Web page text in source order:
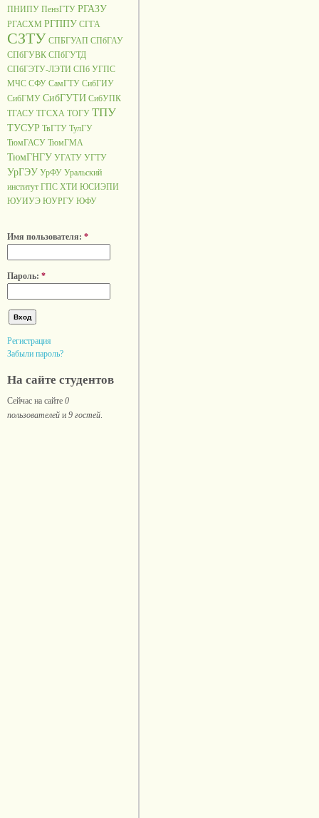
ПНИПУ ПензГТУ РГАЗУ
РГАСХМ РГППУ СГГА
СЗТУ СПБГУАП СПбГАУ
СПбГУВК СПбГУТД
СПбГЭТУ-ЛЭТИ СПб УГПС
МЧС СФУ СамГТУ СибГИУ
СибГМУ СибГУТИ СибУПК
ТГАСУ ТГСХА ТОГУ ТПУ
ТУСУР ТвГТУ ТулГУ
ТюмГАСУ ТюмГМА
ТюмГНГУ УГАТУ УГТУ
УрГЭУ УрФУ Уральский
институт ГПС ХТИ ЮСИЭПИ
ЮУИУЭ ЮУРГУ ЮФУ
Имя пользователя: *
Пароль: *
Регистрация
Забыли пароль?
На сайте студентов
Сейчас на сайте 0
пользователей и 9 гостей